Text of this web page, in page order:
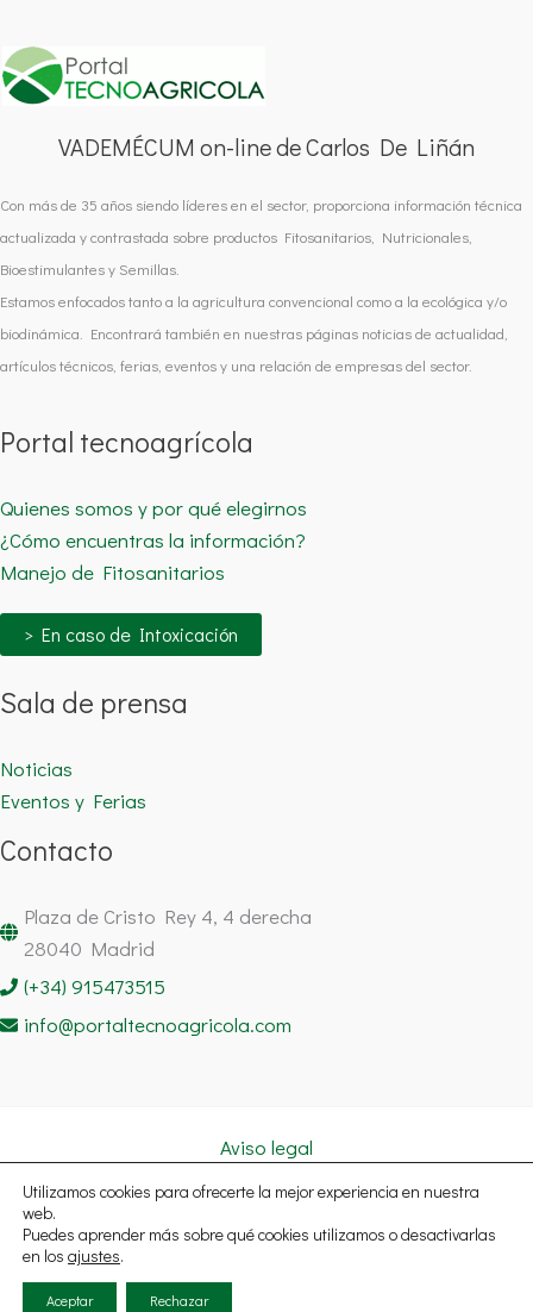
VADEMÉCUM on-line de Carlos De Liñán
Con más de 35 años siendo líderes en el sector, proporciona información técnica
actualizada y contrastada sobre productos Fitosanitarios, Nutricionales,
Bioestimulantes y Semillas.
Estamos enfocados tanto a la agricultura convencional como a la ecológica y/o
biodinámica. Encontrará también en nuestras páginas noticias de actualidad,
artículos técnicos, ferias, eventos y una relación de empresas del sector.
Portal tecnoagrícola
Quienes somos y por qué elegirnos
¿Cómo encuentras la información?
Manejo de Fitosanitarios
> En caso de Intoxicación
Sala de prensa
Noticias
Eventos y Ferias
Contacto
Plaza de Cristo Rey 4, 4 derecha
28040 Madrid
(+34) 915473515
info@portaltecnoagricola.com
Aviso legal
Política de cookies
Copyright © 2026 Portal Tecnoagrícola Noticias España | Todos
los derechos reservados.
Utilizamos cookies para ofrecerte la mejor experiencia en nuestra
web.
Puedes aprender más sobre qué cookies utilizamos o desactivarlas
en los ajustes.
Aceptar Rechazar